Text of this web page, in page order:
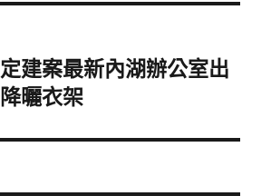
建案最新內湖辦公室出
曬衣架